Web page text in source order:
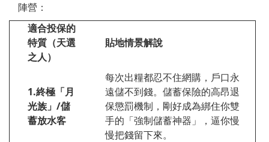
陣營：
適合投保的
特質（天選
之人）
貼地情景解說
1.終極「月
光族」 /儲
蓄放水客
每次出糧都忍不住網購，戶口永
遠儲不到錢。儲蓄保險的高昂退
保懲罰機制，剛好成為綁住你雙
手的「強制儲蓄神器」，逼你慢
慢把錢留下來。